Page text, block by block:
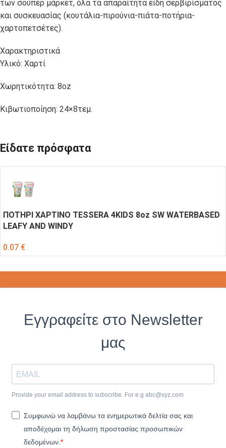
των σούπερ μάρκετ, όλα τα απαραίτητα είδη σερβιρίσματος
και συσκευασίας (κουτάλια-πιρούνια-πιάτα-ποτήρια-
χαρτοπετσέτες).
Χαρακτηριστικά
Υλικό: Χαρτί
Χωρητικότητα: 8oz
Κιβωτιοποίηση: 24×8τεμ.
Είδατε πρόσφατα
ΠΟΤΗΡΙ ΧΑΡΤΙΝΟ TESSERA 4KIDS 8oz SW WATERBASED
LEAFY AND WINDY
0.07 €
Εγγραφείτε στο Newsletter
μας
Provide your email address to subscribe. For e.g abc@xyz.com
Συμφωνώ να λαμβάνω τα ενημερωτικά δελτία σας και
αποδέχομαι τη δήλωση προστασίας προσωπικών
δεδομένων.